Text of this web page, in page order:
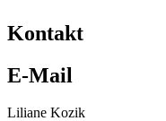
Kontakt
E-Mail
Liliane Kozik